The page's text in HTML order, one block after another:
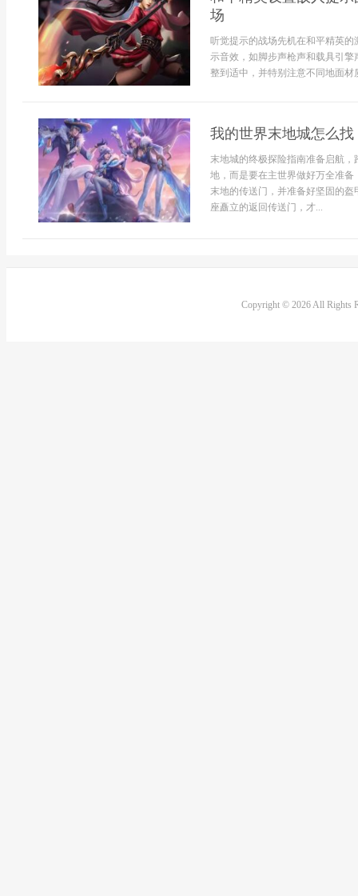
场
听觉提示的战场先机在和平精英
示音效，如脚步声枪声和载具引
整到适中，并特别注意不同地面材
我的世界末地城怎么
末地城的终极探险指南准备启航
地，而是要在主世界做好万全准
末地的传送门，并准备好坚固的
座矗立的返回传送门，才...
Copyright © 2026 All Rights